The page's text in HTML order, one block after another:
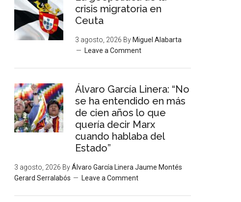
crisis migratoria en
Ceuta
3 agosto, 2026 By Miguel Alabarta
Leave a Comment
Álvaro García Linera: “No
se ha entendido en más
de cien años lo que
quería decir Marx
cuando hablaba del
Estado”
3 agosto, 2026 ByÁlvaro García Linera Jaume Montés
Gerard Serralabós
Leave a Comment